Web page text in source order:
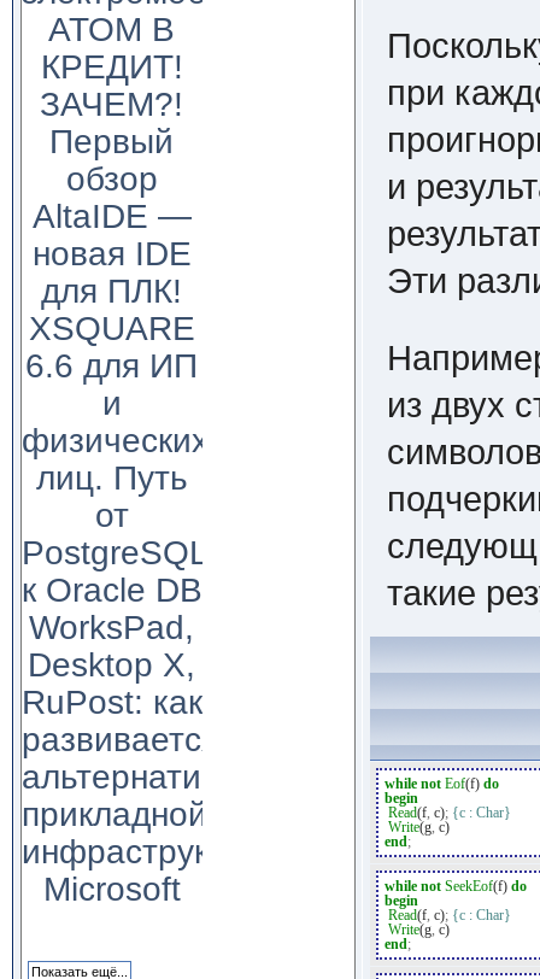
АТОМ В
КРЕДИТ!
ЗАЧЕМ?!
Первый
обзор
AltaIDE —
новая IDE
для ПЛК!
XSQUARE
6.6 для ИП
и
физических
лиц. Путь
от
PostgreSQL
к Oracle DB
WorksPad,
Desktop X,
RuPost: как
развивается
альтернатива
прикладной
инфраструктуре
Microsoft
при
и
Эти
из двух
такие
while not Eof(f) do
begin
Read(f, c); {c : Char}
Write(g, c)
end;
while not SeekEof(f) do
begin
Read(f, c); {c : Char}
Write(g, c)
end;